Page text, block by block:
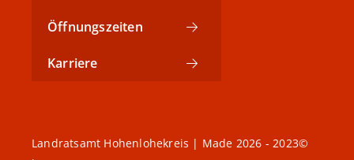
Öffnungszeiten
Karriere
©2023 - 2026 Landratsamt Hohenlohekreis | Made